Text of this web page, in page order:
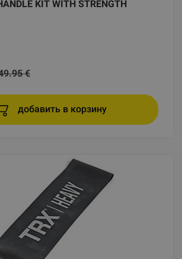
KIT WITH STRENGTH
€
добавить в корзину